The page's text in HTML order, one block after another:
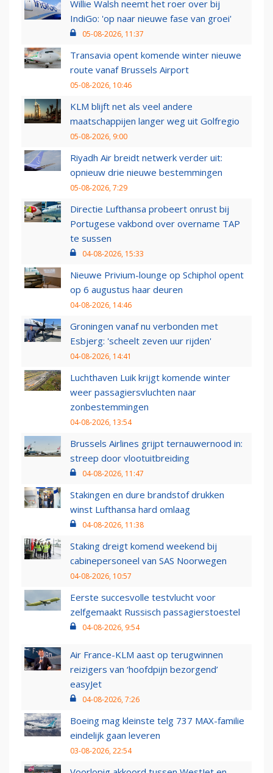
Willie Walsh neemt het roer over bij
IndiGo: 'op naar nieuwe fase van groei'
05-08-2026, 11:37
Transavia opent komende winter nieuwe
route vanaf Brussels Airport
05-08-2026, 10:46
KLM blijft net als veel andere
maatschappijen langer weg uit Golfregio
05-08-2026, 9:00
Riyadh Air breidt netwerk verder uit:
opnieuw drie nieuwe bestemmingen
05-08-2026, 7:29
Directie Lufthansa probeert onrust bij
Portugese vakbond over overname TAP
te sussen
04-08-2026, 15:33
Nieuwe Privium-lounge op Schiphol opent
op 6 augustus haar deuren
04-08-2026, 14:46
Groningen vanaf nu verbonden met
Esbjerg: 'scheelt zeven uur rijden'
04-08-2026, 14:41
Luchthaven Luik krijgt komende winter
weer passagiersvluchten naar
zonbestemmingen
04-08-2026, 13:54
Brussels Airlines grijpt ternauwernood in:
streep door vlootuitbreiding
04-08-2026, 11:47
Stakingen en dure brandstof drukken
winst Lufthansa hard omlaag
04-08-2026, 11:38
Staking dreigt komend weekend bij
cabinepersoneel van SAS Noorwegen
04-08-2026, 10:57
Eerste succesvolle testvlucht voor
zelfgemaakt Russisch passagierstoestel
04-08-2026, 9:54
Air France-KLM aast op terugwinnen
reizigers van ‘hoofdpijn bezorgend’
easyJet
04-08-2026, 7:26
Boeing mag kleinste telg 737 MAX-familie
eindelijk gaan leveren
03-08-2026, 22:54